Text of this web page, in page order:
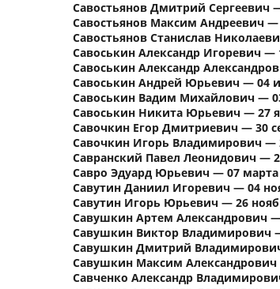
Савостьянов Дмитрий Сергеевич
Савостьянов Максим Андреевич —
Савостьянов Станислав
Савоськин Александр Игоревич —
Савоськин Александр
Савоськин Андрей Юрьевич — 04
Савоськин Вадим Михайлович —
Савоськин Никита Юрьевич — 27
Савочкин Егор Дмитриевич — 30
Савочкин Игорь Владимирович —
Савранский Павел Леонидович —
Савро Эдуард Юрьевич — 07 марта
Савутин Даниил Игоревич — 04
Савутин Игорь Юрьевич — 26
Савушкин Артем Александрович —
Савушкин Виктор Владимирович —
Савушкин Дмитрий
Савушкин Максим Александрович
Савченко Александр